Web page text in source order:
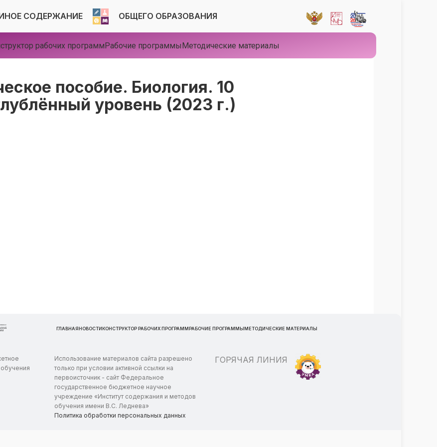
СОДЕРЖАНИЕ ОБЩЕГО ОБРАЗОВАНИЯ
рабочих программРабочие программыМетодические материалы
пособие. Биология. 10
уровень (2023 г.)
ГЛАВНАЯНОВОСТИКОНСТРУКТОР РАБОЧИХ ПРОГРАММРАБОЧИЕ ПРОГРАММЫМЕТОДИЧЕСКИЕ МАТЕРИАЛЫ
Использование материалов сайта разрешено
только при условии активной ссылки на
первоисточник - сайт Федеральное
государственное бюджетное научное
учреждение «Институт содержания и методов
обучения имени В.С. Леднева»
Политика обработки персональных данных
ГОРЯЧАЯ ЛИНИЯ